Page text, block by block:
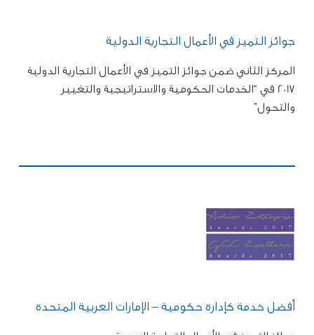
جوائز التميز في الأعمال التجارية الدولية
المركز الثاني ضمن جوائز التميز في الأعمال التجارية الدولية
2017 في “الخدمات الحكومية والاستراتيجية والتغيير
والتحول”
أفضل خدمة كإدارة حكومية – الإمارات العربية المتحدة